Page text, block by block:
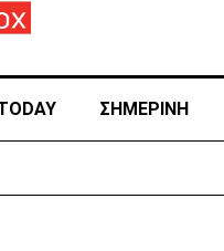
ΣΗΜΕΡΙΝΗ